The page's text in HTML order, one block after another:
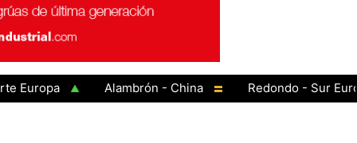
Alambrón - China Redondo - Sur Europa